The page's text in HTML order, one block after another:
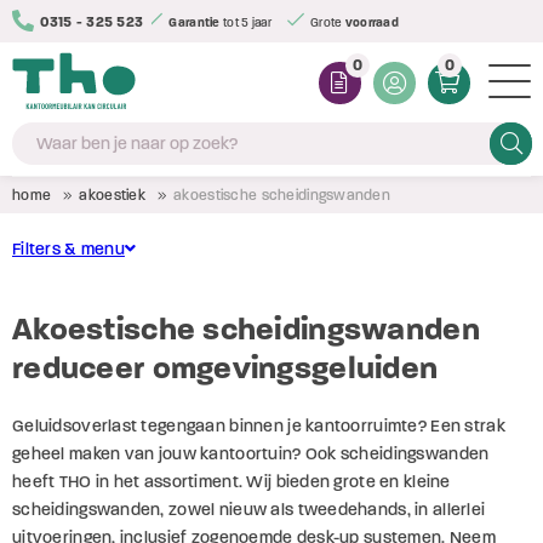
0315 - 325 523
afgeleverd* Garantie tot 5 jaar Grote voorraad
0
0
home akoestiek akoestische scheidingswanden
Filters & menu
Akoestische scheidingswanden
Plantenbakken
Belcellen
Akoestisch overig
Conditie
Nieuw(13)
(20)
Kleur stoffering
Akoestische scheidingswanden
reduceer omgevingsgeluiden
Geluidsoverlast tegengaan binnen je kantoorruimte? Een strak
geheel maken van jouw kantoortuin? Ook scheidingswanden
heeft THO in het assortiment. Wij bieden grote en kleine
scheidingswanden, zowel nieuw als tweedehands, in allerlei
uitvoeringen, inclusief zogenoemde desk-up systemen. Neem